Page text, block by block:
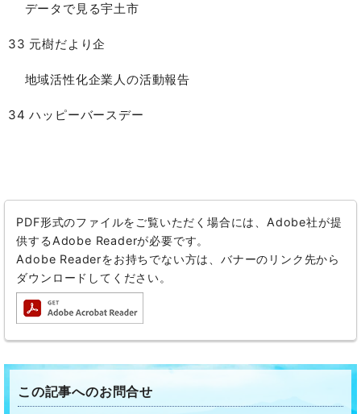
データで見る宇土市
33 元樹だより企
地域活性化企業人の活動報告
34 ハッピーバースデー
PDF形式のファイルをご覧いただく場合には、Adobe社が提
供するAdobe Readerが必要です。
Adobe Readerをお持ちでない方は、バナーのリンク先から
ダウンロードしてください。
この記事へのお問合せ